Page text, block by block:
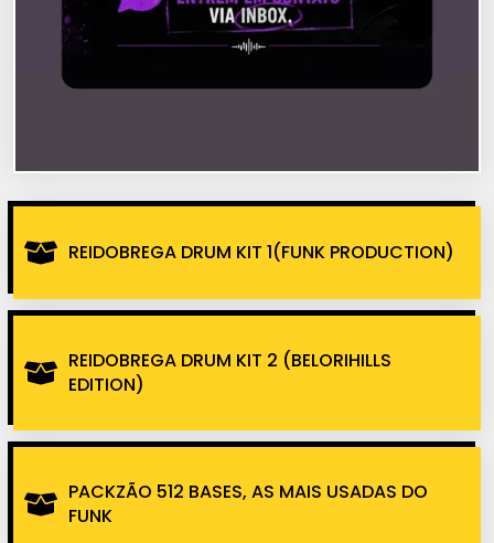
REIDOBREGA DRUM KIT 1(FUNK PRODUCTION)
REIDOBREGA DRUM KIT 2 (BELORIHILLS
EDITION)
PACKZÃO 512 BASES, AS MAIS USADAS DO
FUNK